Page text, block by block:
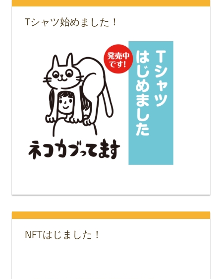
Tシャツ始めました！
NFTはじました！